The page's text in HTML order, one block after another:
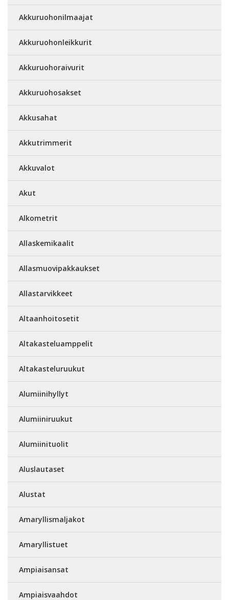
Akkuruohonilmaajat
Akkuruohonleikkurit
Akkuruohoraivurit
Akkuruohosakset
Akkusahat
Akkutrimmerit
Akkuvalot
Akut
Alkometrit
Allaskemikaalit
Allasmuovipakkaukset
Allastarvikkeet
Altaanhoitosetit
Altakasteluamppelit
Altakasteluruukut
Alumiinihyllyt
Alumiiniruukut
Alumiinituolit
Aluslautaset
Alustat
Amaryllismaljakot
Amaryllistuet
Ampiaisansat
Ampiaisvaahdot